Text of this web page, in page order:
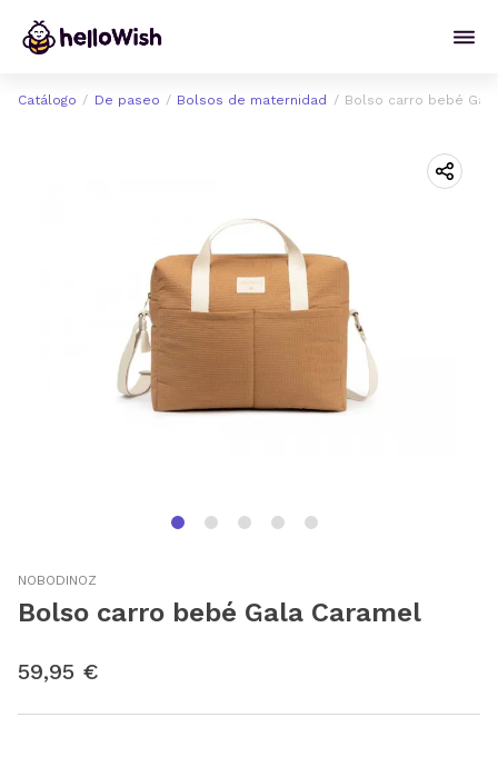
Catálogo De paseo Bolsos de maternidad Bolso carro bebé
NOBODINOZ
Bolso carro bebé Gala Caramel
59,95 €